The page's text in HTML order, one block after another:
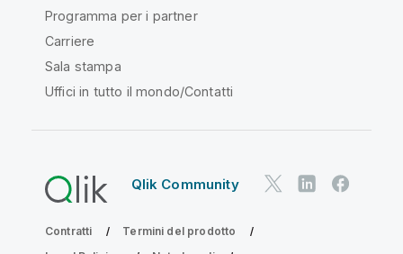
Programma per i partner
Carriere
Sala stampa
Uffici in tutto il mondo/Contatti
Qlik Community
Contratti
Termini del prodotto